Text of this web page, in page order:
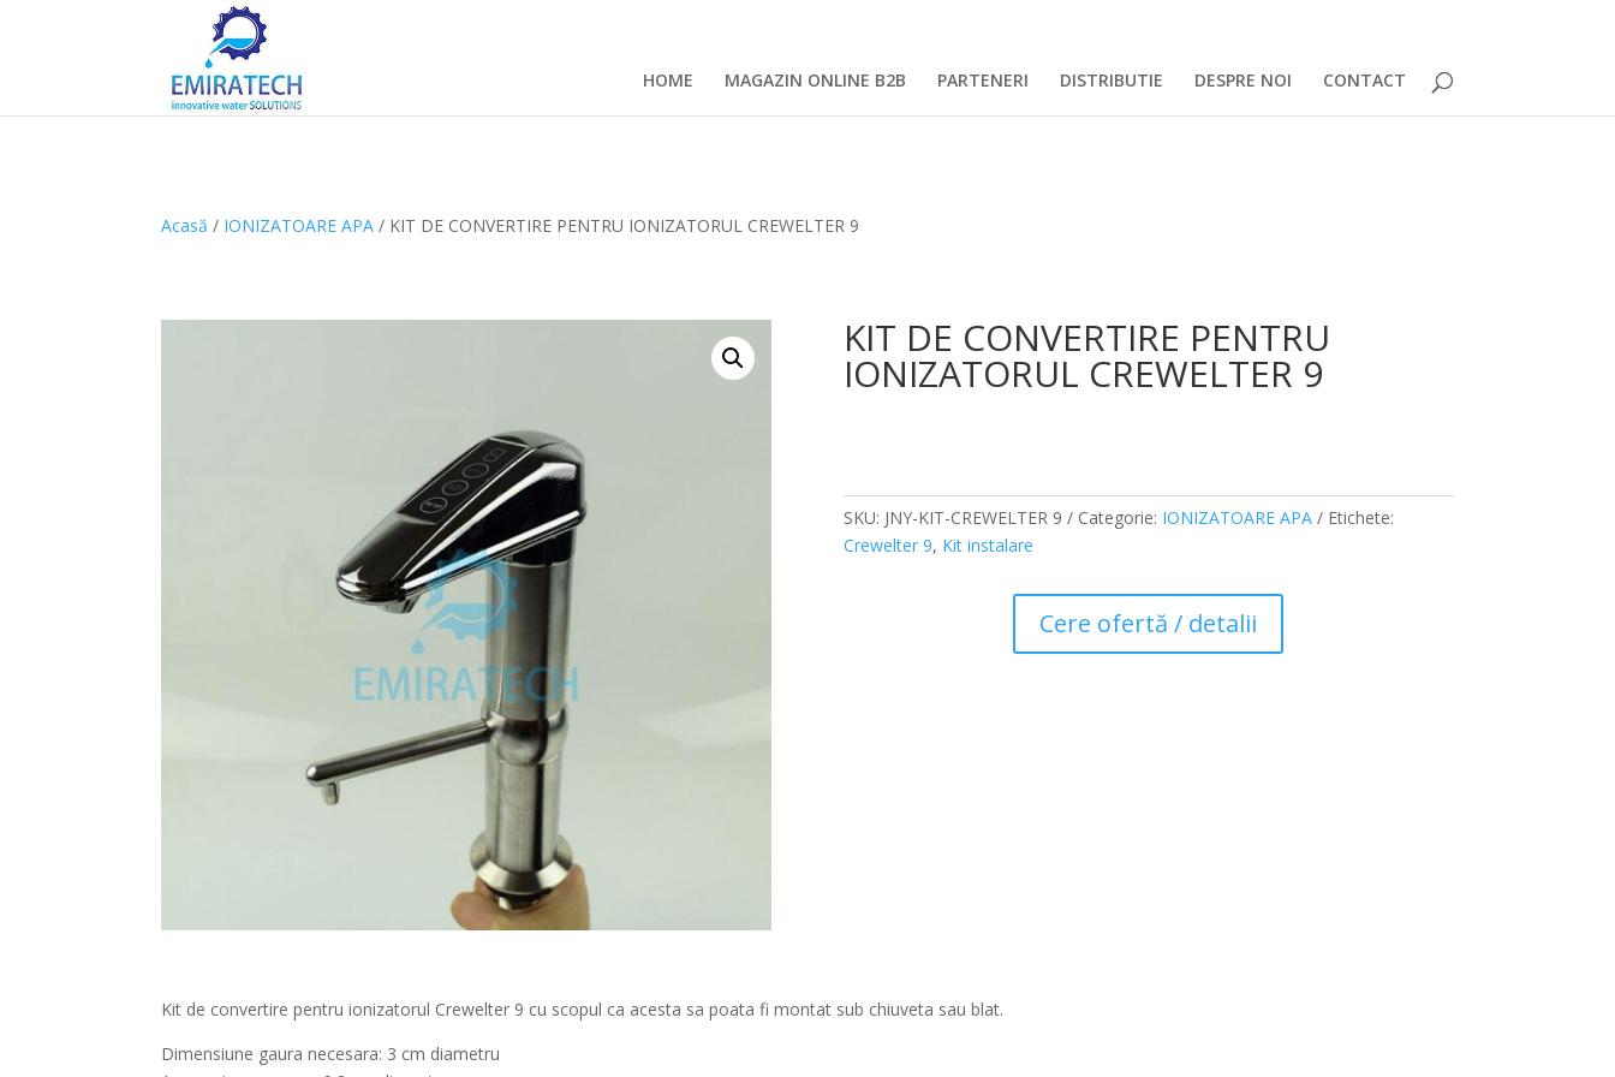
HOME MAGAZIN ONLINE B2B PARTENERI DISTRIBUTIE DESPRE NOI CONTACT
Acasă / IONIZATOARE APA / KIT DE CONVERTIRE PENTRU IONIZATORUL CREWELTER 9
KIT DE CONVERTIRE PENTRU
IONIZATORUL CREWELTER 9
SKU: JNY-KIT-CREWELTER 9 Categorie: IONIZATOARE APA
Etichete:
Crewelter 9, Kit instalare
Cere ofertă / detalii
Kit de convertire pentru ionizatorul Crewelter 9 cu scopul ca acesta sa poata fi montat sub chiuveta sau blat.
Dimensiune gaura necesara: 3 cm diametru